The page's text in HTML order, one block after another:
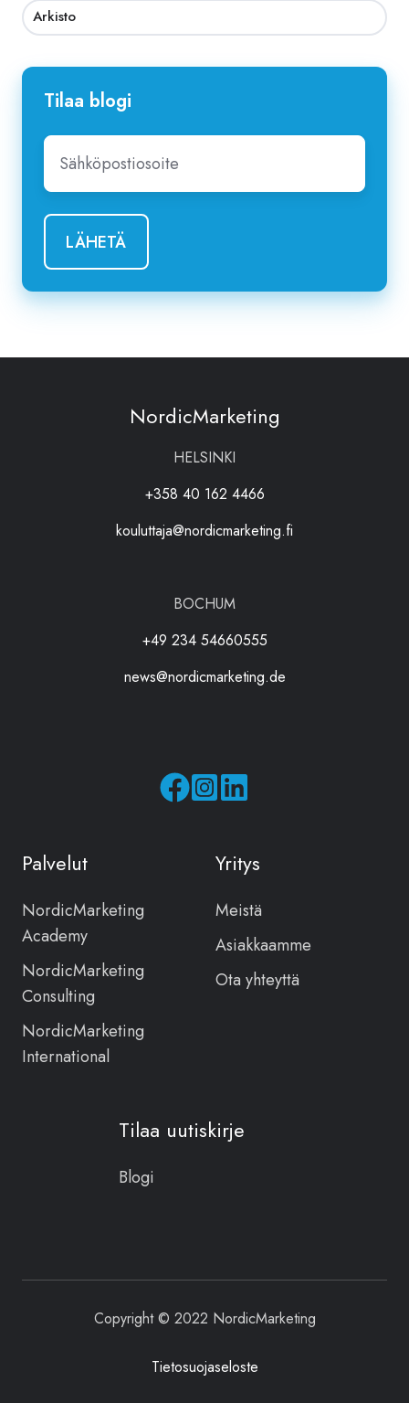
Arkisto
Tilaa blogi
Sähköpostiosoite
NordicMarketing
HELSINKI
+358 40 162 4466
kouluttaja@nordicmarketing.fi
BOCHUM
+49 234 54660555
news@nordicmarketing.de
Seuraa
Facebookissa
Seuraa
Instagramissa
Palvelut
NordicMarketing
Academy
NordicMarketing
Consulting
NordicMarketing
International
Yritys
Meistä
Asiakkaamme
Ota yhteyttä
Tilaa uutiskirje
Blogi
Copyright © 2022 NordicMarketing
Tietosuojaseloste